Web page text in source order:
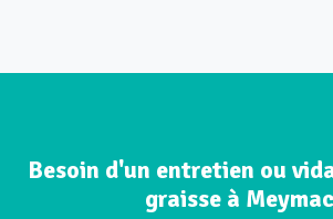
Besoin d'un entretien ou
graisse à